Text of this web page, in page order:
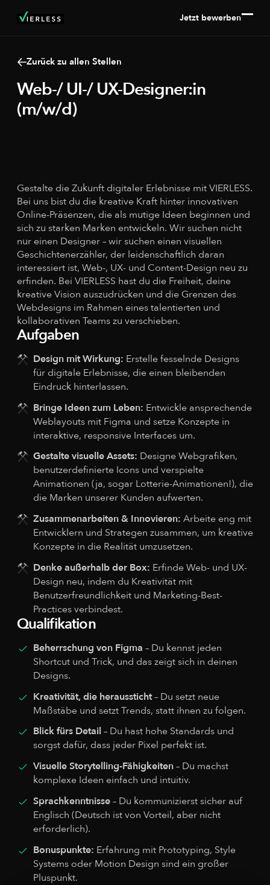
Jetzt bewerben
Zurück zu allen Stellen
Web-/ UI-/ UX-Designer:in
(m/w/d)
Gestalte die Zukunft digitaler Erlebnisse mit VIERLESS.
Bei uns bist du die kreative Kraft hinter innovativen
Online-Präsenzen, die als mutige Ideen beginnen und
sich zu starken Marken entwickeln. Wir suchen nicht
nur einen Designer – wir suchen einen visuellen
Geschichtenerzähler, der leidenschaftlich daran
interessiert ist, Web-, UX- und Content-Design neu zu
erfinden. Bei VIERLESS hast du die Freiheit, deine
kreative Vision auszudrücken und die Grenzen des
Webdesigns im Rahmen eines talentierten und
kollaborativen Teams zu verschieben.
Aufgaben
Design mit Wirkung: Erstelle fesselnde Designs
für digitale Erlebnisse, die einen bleibenden
Eindruck hinterlassen.
Bringe Ideen zum Leben: Entwickle ansprechende
Weblayouts mit Figma und setze Konzepte in
interaktive, responsive Interfaces um.
Gestalte visuelle Assets: Designe Webgrafiken,
benutzerdefinierte Icons und verspielte
Animationen (ja, sogar Lotterie-Animationen!), die
die Marken unserer Kunden aufwerten.
Zusammenarbeiten & Innovieren: Arbeite eng mit
Entwicklern und Strategen zusammen, um kreative
Konzepte in die Realität umzusetzen.
Denke außerhalb der Box: Erfinde Web- und UX-
Design neu, indem du Kreativität mit
Benutzerfreundlichkeit und Marketing-Best-
Practices verbindest.
Qualifikation
Beherrschung von Figma – Du kennst jeden
Shortcut und Trick, und das zeigt sich in deinen
Designs.
Kreativität, die heraussticht– Du setzt neue
Maßstäbe und setzt Trends, statt ihnen zu folgen.
Blick fürs Detail – Du hast hohe Standards und
sorgst dafür, dass jeder Pixel perfekt ist.
Visuelle Storytelling-Fähigkeiten– Du machst
komplexe Ideen einfach und intuitiv.
Sprachkenntnisse– Du kommunizierst sicher auf
Englisch (Deutsch ist von Vorteil, aber nicht
erforderlich).
Bonuspunkte: Erfahrung mit Prototyping, Style
Systems oder Motion Design sind ein großer
Pluspunkt.